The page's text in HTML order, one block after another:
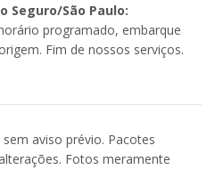
Seguro/São Paulo:
programado, embarque
Fim de nossos serviços.
aviso prévio. Pacotes
Fotos meramente